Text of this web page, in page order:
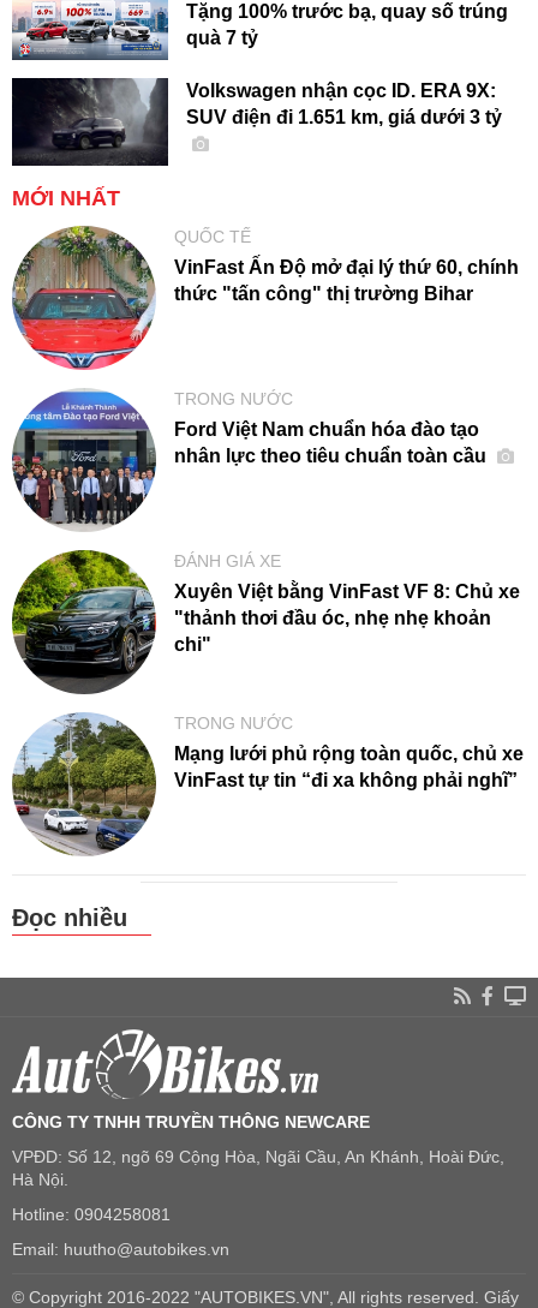
Tặng 100% trước bạ, quay số trúng
quà 7 tỷ
Volkswagen nhận cọc ID. ERA 9X:
SUV điện đi 1.651 km, giá dưới 3 tỷ
MỚI NHẤT
QUỐC TẾ
VinFast Ấn Độ mở đại lý thứ 60, chính
thức "tấn công" thị trường Bihar
TRONG NƯỚC
Ford Việt Nam chuẩn hóa đào tạo
nhân lực theo tiêu chuẩn toàn cầu
ĐÁNH GIÁ XE
Xuyên Việt bằng VinFast VF 8: Chủ xe
"thảnh thơi đầu óc, nhẹ nhẹ khoản
chi"
TRONG NƯỚC
Mạng lưới phủ rộng toàn quốc, chủ xe
VinFast tự tin “đi xa không phải nghĩ”
Đọc nhiều
CÔNG TY TNHH TRUYỀN THÔNG NEWCARE
VPĐD: Số 12, ngõ 69 Cộng Hòa, Ngãi Cầu, An Khánh, Hoài Đức,
Hà Nội.
Hotline: 0904258081
Email: huutho@autobikes.vn
© Copyright 2016-2022 "AUTOBIKES.VN", All rights reserved. Giấy